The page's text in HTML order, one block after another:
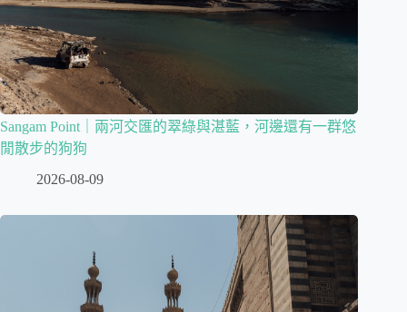
Sangam Point｜兩河交匯的翠綠與湛藍，河邊還有一群悠
閒散步的狗狗
2026-08-09